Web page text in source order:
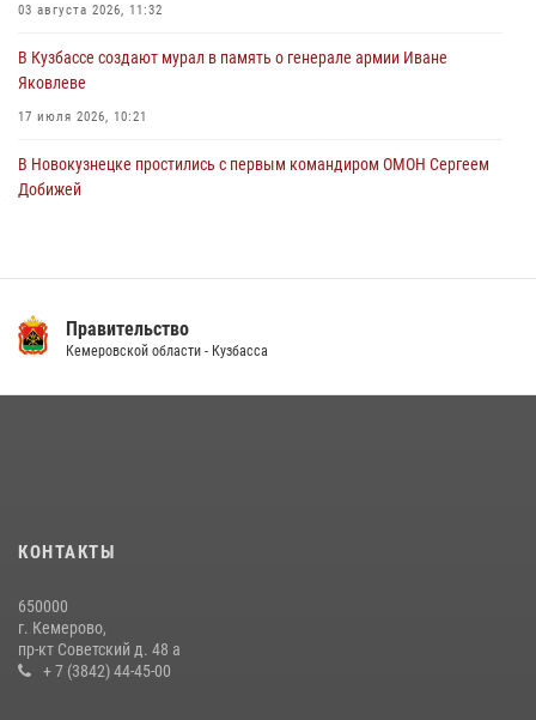
03 августа 2026, 11:32
В Кузбассе создают мурал в память о генерале армии Иване
Яковлеве
17 июля 2026, 10:21
В Новокузнецке простились с первым командиром ОМОН Сергеем
Добижей
14 июля 2026, 08:52 1
20 июля 2026, 08:52
гипермаркета товары на 13 тысяч рублей (ВИДЕО)
16 июля 2026, 06:43
Правительство
Кемеровской области - Кузбасса
КОНТАКТЫ
650000
г. Кемерово,
пр-кт Советский д. 48 а
+ 7 (3842) 44-45-00